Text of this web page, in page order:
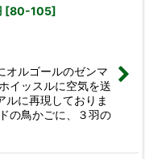
[80-105]
オルゴールのゼンマ
イッスルに空気を送
ルに再現しておりま
の鳥かごに、３羽の